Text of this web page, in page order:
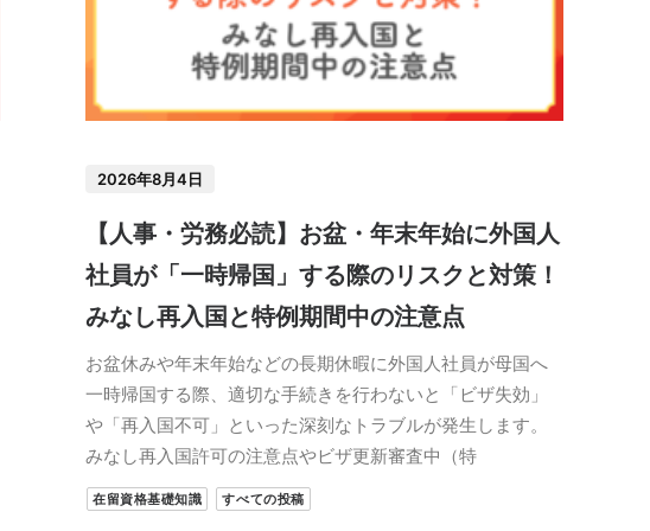
2026年8月4日
【人事・労務必読】お盆・年末年始に外国人
社員が「一時帰国」する際のリスクと対策！
みなし再入国と特例期間中の注意点
お盆休みや年末年始などの長期休暇に外国人社員が母国へ
一時帰国する際、適切な手続きを行わないと「ビザ失効」
や「再入国不可」といった深刻なトラブルが発生します。
みなし再入国許可の注意点やビザ更新審査中（特
在留資格基礎知識 すべての投稿